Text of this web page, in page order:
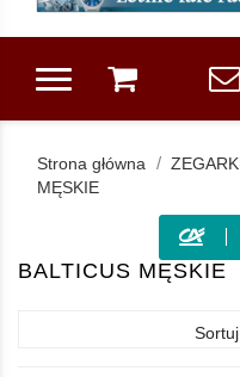
Strona główna ZEGARKI
MĘSKIE
BALTICUS MĘSKIE